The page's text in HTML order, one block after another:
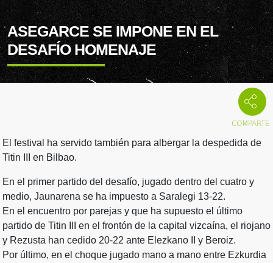
ASEGARCE SE IMPONE EN EL
DESAFÍO HOMENAJE
El festival ha servido también para albergar la despedida de
Titin III en Bilbao.
En el primer partido del desafío, jugado dentro del cuatro y
medio, Jaunarena se ha impuesto a Saralegi 13-22.
En el encuentro por parejas y que ha supuesto el último
partido de Titin III en el frontón de la capital vizcaína, el riojano
y Rezusta han cedido 20-22 ante Elezkano II y Beroiz.
Por último, en el choque jugado mano a mano entre Ezkurdia